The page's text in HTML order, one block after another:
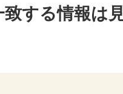
致する情報は